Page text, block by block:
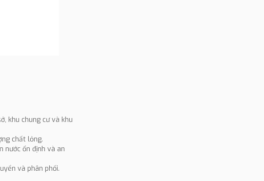
khu chung cư và khu
chất lỏng.
nước ổn định và an
và phân phối.